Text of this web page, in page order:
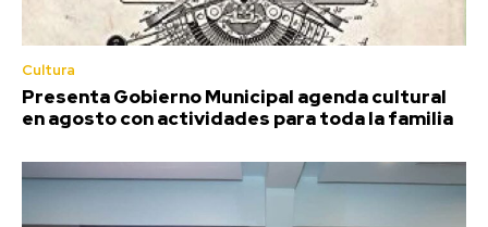
Cultura
Presenta Gobierno Municipal agenda cultural
en agosto con actividades para toda la familia